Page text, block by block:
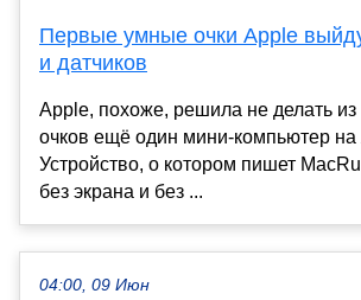
Первые умные очки Apple
и датчиков
Apple, похоже, решила не делать
очков ещё один мини-компьютер на
Устройство, о котором пишет
без экрана и без ...
04:00, 09 Июн